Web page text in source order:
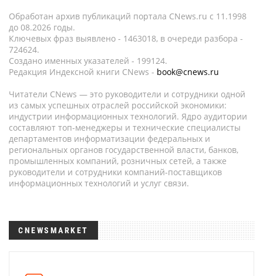
Обработан архив публикаций портала CNews.ru c 11.1998
до 08.2026 годы.
Ключевых фраз выявлено - 1463018, в очереди разбора -
724624.
Создано именных указателей - 199124.
Редакция Индексной книги CNews - book@cnews.ru
Читатели CNews — это руководители и сотрудники одной
из самых успешных отраслей российской экономики:
индустрии информационных технологий. Ядро аудитории
составляют топ-менеджеры и технические специалисты
департаментов информатизации федеральных и
региональных органов государственной власти, банков,
промышленных компаний, розничных сетей, а также
руководители и сотрудники компаний-поставщиков
информационных технологий и услуг связи.
CNEWSMARKET